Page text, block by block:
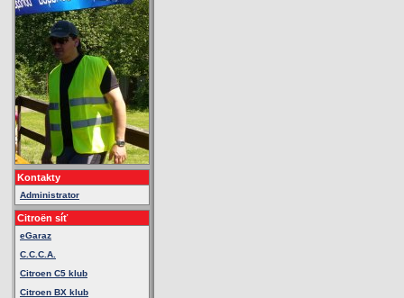
Kontakty
Administrator
Citroën síť
eGaraz
C.C.C.A.
Citroen C5 klub
Citroen BX klub